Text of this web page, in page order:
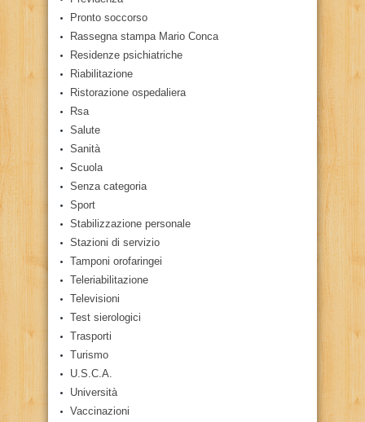
Pronto soccorso
Rassegna stampa Mario Conca
Residenze psichiatriche
Riabilitazione
Ristorazione ospedaliera
Rsa
Salute
Sanità
Scuola
Senza categoria
Sport
Stabilizzazione personale
Stazioni di servizio
Tamponi orofaringei
Teleriabilitazione
Televisioni
Test sierologici
Trasporti
Turismo
U.S.C.A.
Università
Vaccinazioni